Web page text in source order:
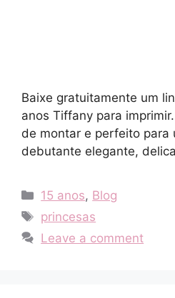
Baixe gratuitamente um
anos Tiffany para
de montar e perfeito para
debutante elegante,
Categories
15 anos, Blog
Tags
princesas
Leave a comment